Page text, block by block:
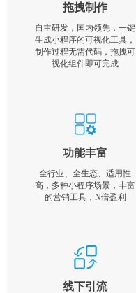
拖拽制作
自主研发，国内领先，一键
生成小程序的可视化工具，
制作过程无需代码，拖拽可
视化组件即可完成
功能丰富
全行业、全生态、适用性
高，多种小程序场景，丰富
的营销工具，N倍盈利
线下引流